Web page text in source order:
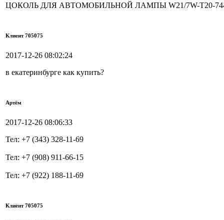
ЦОКОЛЬ ДЛЯ АВТОМОБИЛЬНОЙ ЛАМПЫ W21/7W-T20-
Клиент 705075
2017-12-26 08:02:24
в екатеринбурге как купить?
Артём
2017-12-26 08:06:33
Тел: +7 (343) 328-11-69
Тел: +7 (908) 911-66-15
Тел: +7 (922) 188-11-69
Клиент 705075